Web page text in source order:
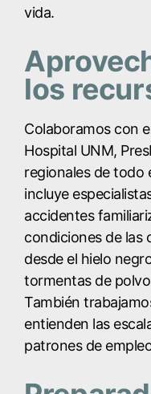
vida.
los
Colaboramos con
Hospital UNM,
regionales de todo
incluye
accidentes
condiciones de las
desde el hielo
tormentas de
También
entienden las
patrones de